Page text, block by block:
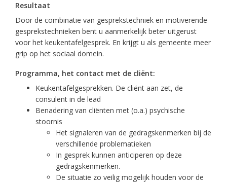
Resultaat
Door de combinatie van gesprekstechniek en motiverende
gesprekstechnieken bent u aanmerkelijk beter uitgerust
voor het keukentafelgesprek. En krijgt u als gemeente meer
grip op het sociaal domein.
Programma, het contact met de cliënt:
Keukentafelgesprekken. De cliënt aan zet, de
consulent in de lead
Benadering van cliënten met (o.a.) psychische
stoornis
Het signaleren van de gedragskenmerken bij de
verschillende problematieken
In gesprek kunnen anticiperen op deze
gedragskenmerken.
De situatie zo veilig mogelijk houden voor de